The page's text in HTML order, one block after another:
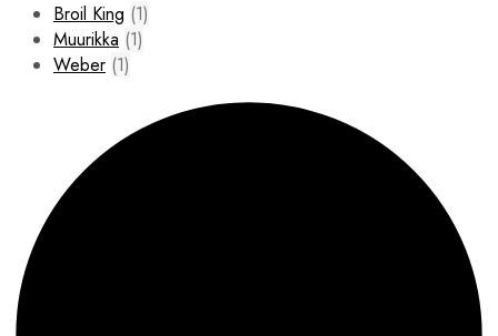
Broil King (1)
Muurikka (1)
Weber (1)